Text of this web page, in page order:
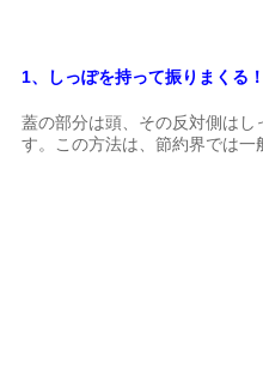
1、しっぽを持って振りまくる！
蓋の部分は頭、その反対側はし
す。この方法は、節約界では一